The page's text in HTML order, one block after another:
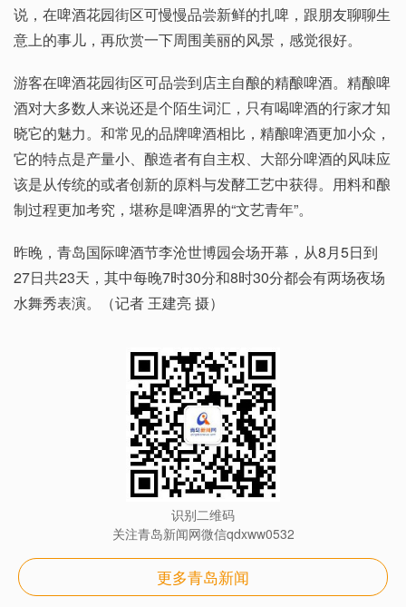
说，在啤酒花园街区可慢慢品尝新鲜的扎啤，跟朋友聊聊生
意上的事儿，再欣赏一下周围美丽的风景，感觉很好。
游客在啤酒花园街区可品尝到店主自酿的精酿啤酒。精酿啤
酒对大多数人来说还是个陌生词汇，只有喝啤酒的行家才知
晓它的魅力。和常见的品牌啤酒相比，精酿啤酒更加小众，
它的特点是产量小、酿造者有自主权、大部分啤酒的风味应
该是从传统的或者创新的原料与发酵工艺中获得。用料和酿
制过程更加考究，堪称是啤酒界的“文艺青年”。
昨晚，青岛国际啤酒节李沧世博园会场开幕，从8月5日到
27日共23天，其中每晚7时30分和8时30分都会有两场夜场
水舞秀表演。（记者 王建亮 摄）
识别二维码
关注青岛新闻网微信qdxww0532
更多青岛新闻